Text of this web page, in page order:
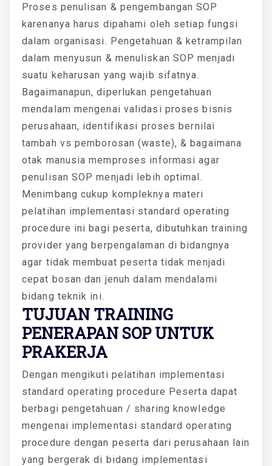
Proses penulisan & pengembangan SOP
karenanya harus dipahami oleh setiap fungsi
dalam organisasi. Pengetahuan & ketrampilan
dalam menyusun & menuliskan SOP menjadi
suatu keharusan yang wajib sifatnya.
Bagaimanapun, diperlukan pengetahuan
mendalam mengenai validasi proses bisnis
perusahaan, identifikasi proses bernilai
tambah vs pemborosan (waste), & bagaimana
otak manusia memproses informasi agar
penulisan SOP menjadi lebih optimal.
Menimbang cukup kompleknya materi
pelatihan implementasi standard operating
procedure ini bagi peserta, dibutuhkan training
provider yang berpengalaman di bidangnya
agar tidak membuat peserta tidak menjadi
cepat bosan dan jenuh dalam mendalami
bidang teknik ini.
TUJUAN TRAINING
PENERAPAN SOP UNTUK
PRAKERJA
Dengan mengikuti pelatihan implementasi
standard operating procedure Peserta dapat
berbagi pengetahuan / sharing knowledge
mengenai implementasi standard operating
procedure dengan peserta dari perusahaan lain
yang bergerak di bidang implementasi